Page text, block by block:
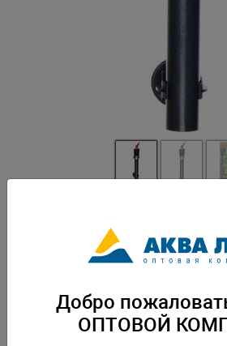
Погружаемый водостойкий нагреватель.
17 до 35 градусов. Присоски в комплекте.
Скачать каталог
Добро
ОПТОВОЙ